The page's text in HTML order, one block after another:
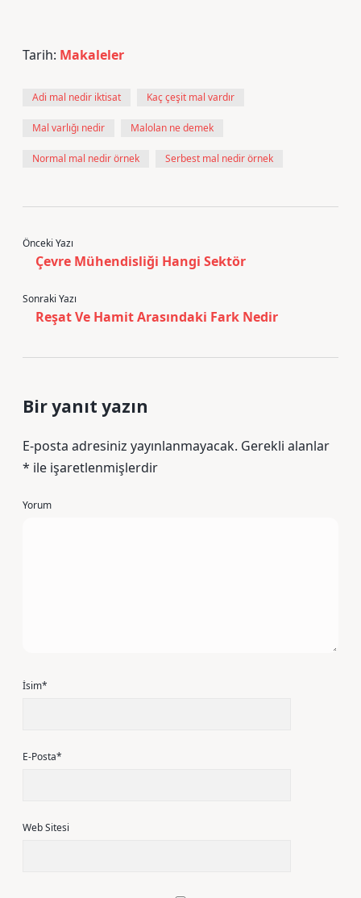
Tarih: Makaleler
Adi mal nedir iktisat Kaç çeşit mal vardır
Mal varlığı nedir Malolan ne demek
Normal mal nedir örnek Serbest mal nedir örnek
Önceki Yazı
Çevre Mühendisliği Hangi Sektör
Sonraki Yazı
Reşat Ve Hamit Arasındaki Fark Nedir
Bir yanıt yazın
E-posta adresiniz yayınlanmayacak. Gerekli alanlar
* ile işaretlenmişlerdir
Yorum
İsim*
E-Posta*
Web Sitesi